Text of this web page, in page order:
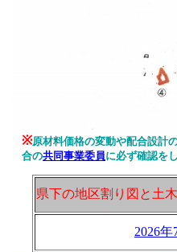
県下の地区割り図と土
2026
※原材料価格の変動や配合設計
合の共同事業委員に必ず確認を